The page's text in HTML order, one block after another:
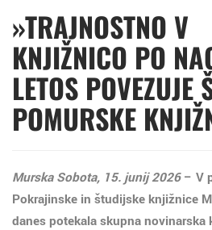
»TRAJNOSTNO V
KNJIŽNICO PO
LETOS POVEZUJE
POMURSKE
Murska Sobota, 15. junij 2026– V
Pokrajinske in študijske knjižnice
danes potekala skupna novinarska